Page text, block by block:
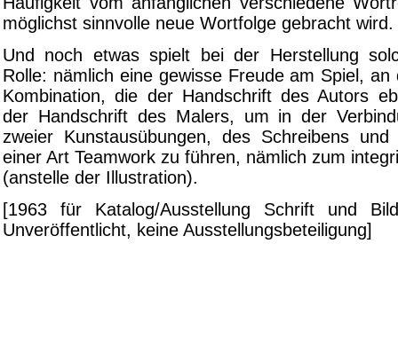
möglichst sinnvolle neue Wortfolge gebracht wird.
Und noch etwas spielt bei der Herstellung
Rolle: nämlich eine gewisse Freude am Spiel, an
Kombination, die der Handschrift des Autors
der Handschrift des Malers, um in der
zweier Kunstausübungen, des Schreibens
einer Art Teamwork zu führen, nämlich zum
(anstelle der Illustration).
[1963 für Katalog/Ausstellung Schrift und
Unveröffentlicht, keine Ausstellungsbeteiligung]